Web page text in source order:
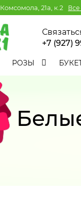
21а, к.2
+7 (927)
РОЗЫ